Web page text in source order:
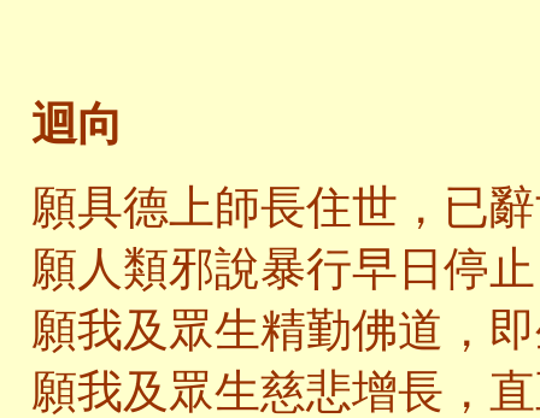
迴向
願具德上師長住世，已
願人類邪說暴行早日停
願我及眾生精勤佛道，
願我及眾生慈悲增長，